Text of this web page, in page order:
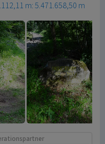
m: 5.471.658,50 m